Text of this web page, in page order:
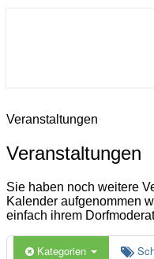
Veranstaltungen
Veranstaltungen
Sie haben noch weitere
Kalender aufgenommen
einfach ihrem
Kategorien